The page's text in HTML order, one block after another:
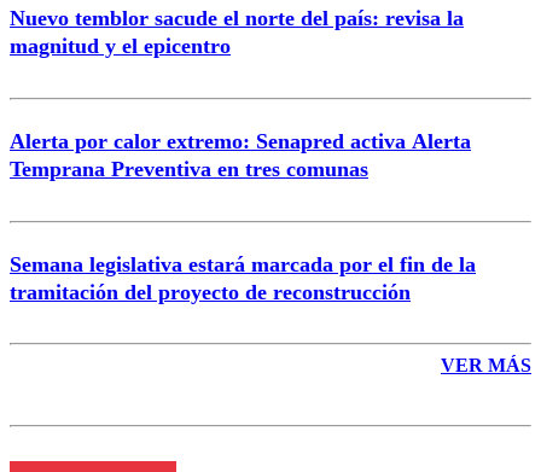
Nuevo temblor sacude el norte del país: revisa la
magnitud y el epicentro
Alerta por calor extremo: Senapred activa Alerta
Temprana Preventiva en tres comunas
Semana legislativa estará marcada por el fin de la
tramitación del proyecto de reconstrucción
VER MÁS